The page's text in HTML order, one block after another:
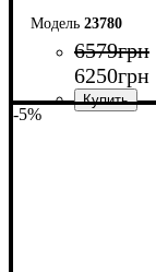
23780
6579грн
6250грн
-5%